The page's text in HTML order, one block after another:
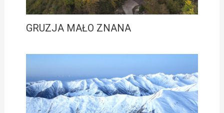
GRUZJA MAŁO ZNANA